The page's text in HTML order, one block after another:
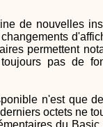
de nouvelles
permettent
pas de
n'est que
octets ne